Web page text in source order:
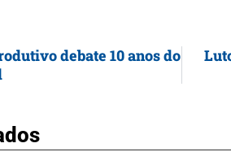
debate 10 anos do